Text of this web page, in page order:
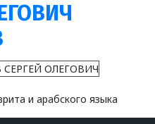
и арабского языка